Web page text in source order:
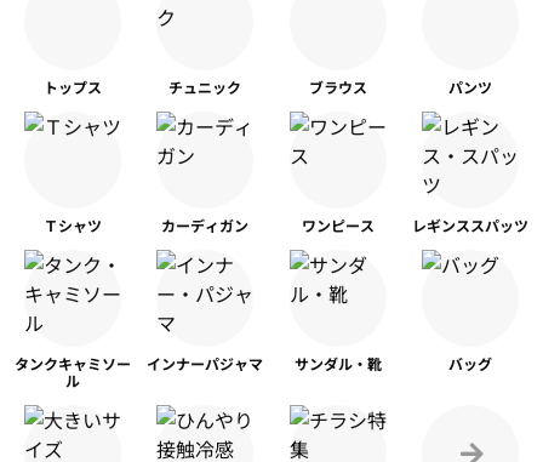
トップス チュニック ブラウス パンツ
Ｔシャツ カーディガン ワンピース レギンススパッツ
タンクキャミソー
ル
インナーパジャマ サンダル・靴 バッグ